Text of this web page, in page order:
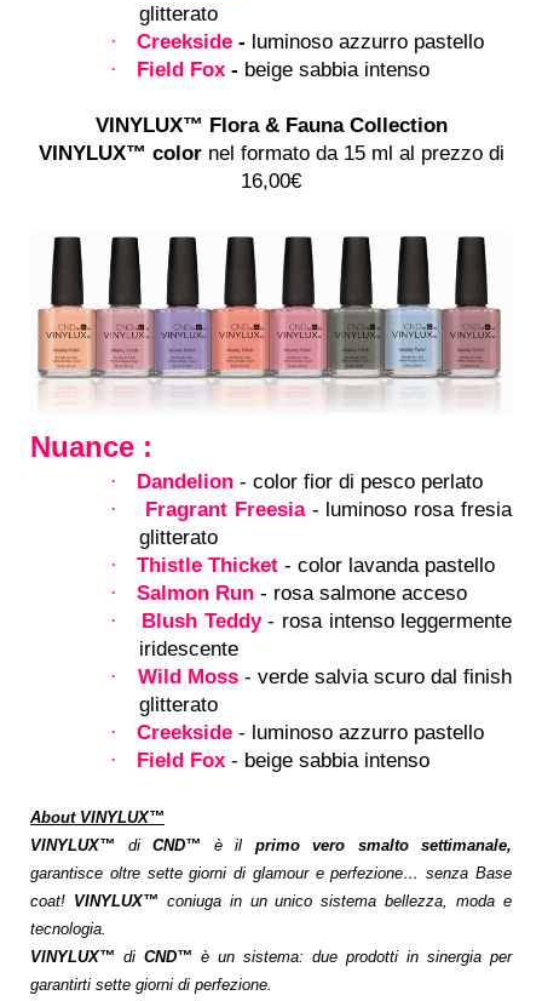
glitterato
· Creekside - luminoso azzurro pastello
· Field Fox- beige sabbia intenso
VINYLUX™ Flora & Fauna Collection
VINYLUX™ color nel formato da 15 ml al prezzo di
16,00€
Nuance :
· Dandelion - color fior di pesco perlato
· Fragrant Freesia - luminoso rosa fresia
glitterato
· Thistle Thicket - color lavanda pastello
· Salmon Run - rosa salmone acceso
· Blush Teddy - rosa intenso leggermente
iridescente
· Wild Moss - verde salvia scuro dal finish
glitterato
· Creekside - luminoso azzurro pastello
· Field Fox - beige sabbia intenso
About VINYLUX™
VINYLUX™ di CND™ è il primo vero smalto settimanale,
garantisce oltre sette giorni di glamour e perfezione… senza Base
coat! VINYLUX™ coniuga in un unico sistema bellezza, moda e
tecnologia.
VINYLUX™ di CND™ è un sistema: due prodotti in sinergia per
garantirti sette giorni di perfezione.